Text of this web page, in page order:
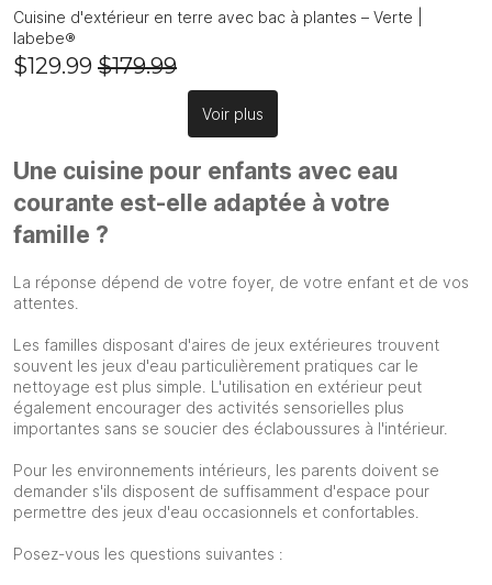
Cuisine d'extérieur en terre avec bac à plantes – Verte |
labebe®
$129.99 $179.99
Voir plus
Une cuisine pour enfants avec eau
courante est-elle adaptée à votre
famille ?
La réponse dépend de votre foyer, de votre enfant et de vos
attentes.
Les familles disposant d'aires de jeux extérieures trouvent
souvent les jeux d'eau particulièrement pratiques car le
nettoyage est plus simple. L'utilisation en extérieur peut
également encourager des activités sensorielles plus
importantes sans se soucier des éclaboussures à l'intérieur.
Pour les environnements intérieurs, les parents doivent se
demander s'ils disposent de suffisamment d'espace pour
permettre des jeux d'eau occasionnels et confortables.
Posez-vous les questions suivantes :